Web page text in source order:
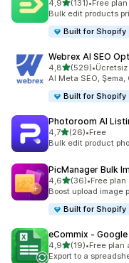
4,95 yıldız üzerinden
(131)
toplam 131•Free
Bulk edit products
Built for Shopify
Webrex AI SEO
4,85 yıldız üzerinden
(529)
toplam 529 •
AI Meta SEO, Şema,
Built for Shopify
Photoroom AI
4,75 yıldız üzerinden
(26)
toplam 26•Free
Bulk edit product
PicManager Bulk
4,65 yıldız üzerinden
(36)
toplam 36•Free
Boost upload image
Built for Shopify
eCommix ‑
4,95 yıldız üzerinden
(19)
toplam 19•Free plan
Export to a